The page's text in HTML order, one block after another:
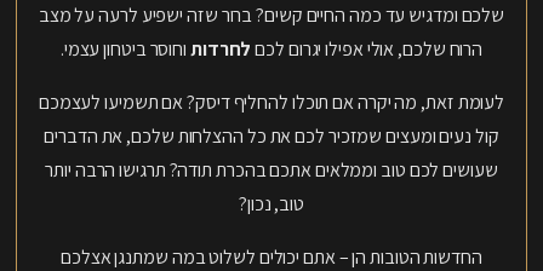
שלכם ומדגיש עד כמה החיים קשים? ברור שזה ישפיע לרעה על מצב
הרוח שלכם, אולי אפילו יגרום לכםלחרדותוחוסר ביטחון עצמי.
לעומת זאת, מה יקרה אם תוכלו להחליף דיסק? אם תשמיעו לעצמכם
קול נעים ומעצים שמזכיר לכם את כל ההצלחות שלכם, את הדברים
שעושים לכם טוב וממלאים אתכם בהכרת תודה? תרגישו הרבה יותר
טוב, נכון?
החדשות הטובות הן – אתם יכולים לשלוט במה שמתנגן אצלכם